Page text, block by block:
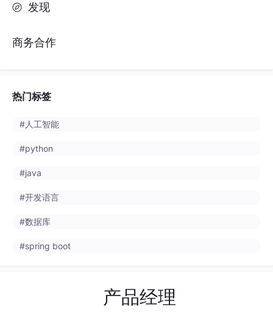
发现
商务合作
热门标签
#人工智能
#python
#java
#开发语言
#数据库
#spring boot
产品经理